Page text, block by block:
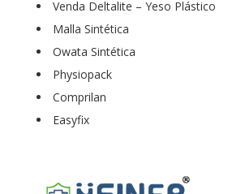
Venda Deltalite – Yeso Plástico
Malla Sintética
Owata Sintética
Physiopack
Comprilan
Easyfix